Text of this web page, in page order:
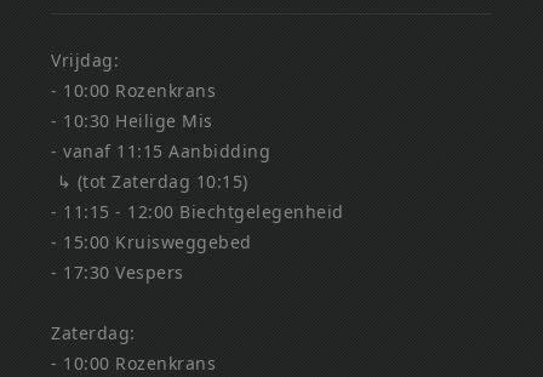
Vrijdag:
- 10:00 Rozenkrans
- 10:30 Heilige Mis
- vanaf 11:15 Aanbidding
↳ (tot Zaterdag 10:15)
- 11:15 - 12:00 Biechtgelegenheid
- 15:00 Kruisweggebed
- 17:30 Vespers
Zaterdag:
- 10:00 Rozenkrans